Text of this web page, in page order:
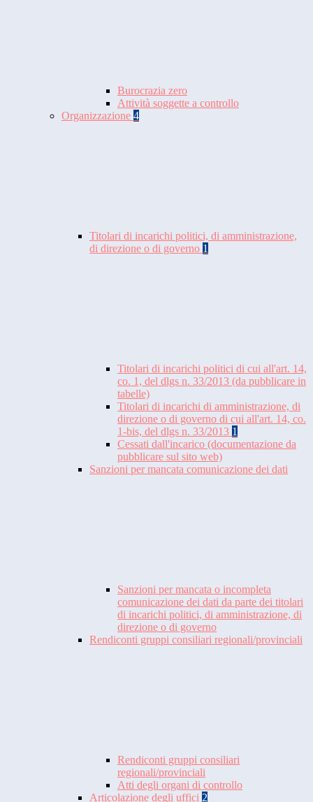
Burocrazia zero
Attività soggette a controllo
Organizzazione 4
Titolari di incarichi politici, di amministrazione,
di direzione o di governo 1
Titolari di incarichi politici di cui all'art. 14,
co. 1, del dlgs n. 33/2013 (da pubblicare in
tabelle)
Titolari di incarichi di amministrazione, di
direzione o di governo di cui all'art. 14, co.
1-bis, del dlgs n. 33/2013 1
Cessati dall'incarico (documentazione da
pubblicare sul sito web)
Sanzioni per mancata comunicazione dei dati
Sanzioni per mancata o incompleta
comunicazione dei dati da parte dei titolari
di incarichi politici, di amministrazione, di
direzione o di governo
Rendiconti gruppi consiliari regionali/provinciali
Rendiconti gruppi consiliari
regionali/provinciali
Atti degli organi di controllo
Articolazione degli uffici 2